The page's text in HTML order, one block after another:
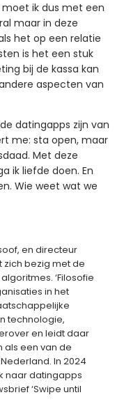
ik dus met een
maar in deze
het op een relatie
is het een stuk
bij de kassa kan
aspecten van
datingapps zijn van
me: sta open, maar
Met deze
ik liefde doen. En
Wie weet wat we
en directeur
zich bezig met de
‘Filosofie
in het
technologie,
en leidt daar
als een van de
In 2024
naar datingapps
‘Swipe until